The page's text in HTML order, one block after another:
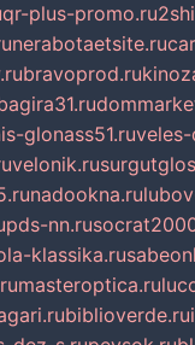
qr-plus-promo.ru
nerabotaetsite.ru
bravoprod.ru
glonass51.ru
velonik.ru
nadookna.ru
pds-nn.ru
klassika.ru
masteroptica.ru
biblioverde.ru